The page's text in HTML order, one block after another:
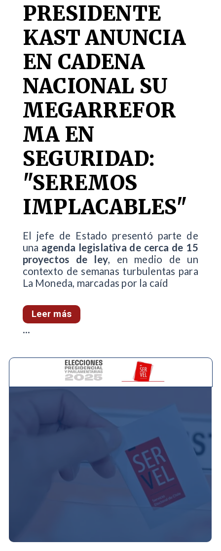
PRESIDENTE
KAST ANUNCIA
EN CADENA
NACIONAL SU
MEGARREFOR
MA EN
SEGURIDAD:
"SEREMOS
IMPLACABLES"
El jefe de Estado presentó parte de
una agenda legislativa de cerca de 15
proyectos de ley, en medio de un
contexto de semanas turbulentas para
La Moneda, marcadas por la caíd
Leer más
...